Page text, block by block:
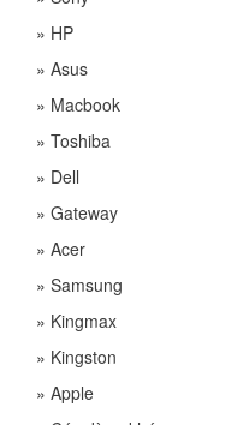
» HP
» Asus
» Macbook
» Toshiba
» Dell
» Gateway
» Acer
» Samsung
» Kingmax
» Kingston
» Apple